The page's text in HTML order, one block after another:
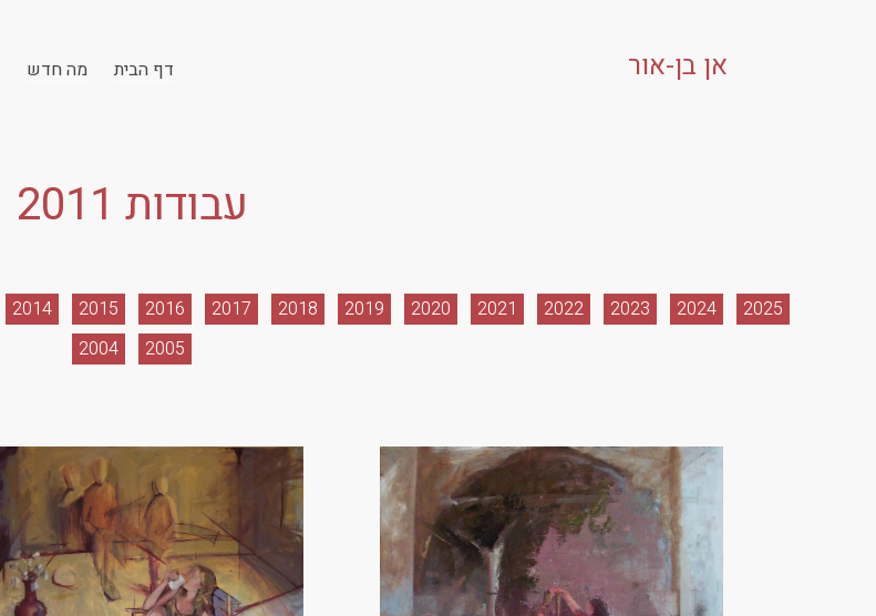
אן בן-אור דף הבית מה חדש
עבודות 2011
2025
2024
2023
2022
2021
2020
2019
2018
2017
2016
2015
2014
2005
2004